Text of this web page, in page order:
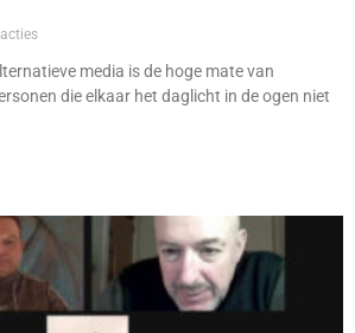
media is de hoge mate van
die elkaar het daglicht in de ogen niet